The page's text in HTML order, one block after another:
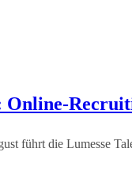
Online-
führt die Lumesse